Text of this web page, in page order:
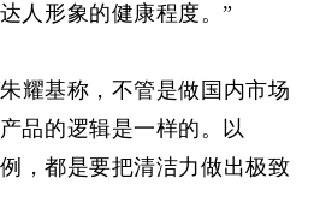
人形象的健康程度。”
耀基称，不管是做国内市场
品的逻辑是一样的。以
，都是要把清洁力做出极致